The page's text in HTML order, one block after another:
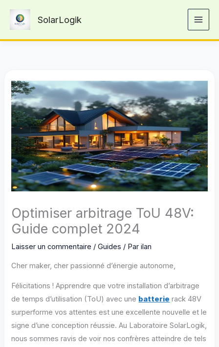
contenu
SolarLogik
Optimiser arbitrage ToU 48V:
Guide complet 2024
Laisser un commentaire /Guides / Parilan
Cher maker, cher passionné d’énergie autonome,
Félicitations ! Apprendre que votre installation d’arbitrage
de temps d’utilisation (ToU) avec une batterie rack 48V
surperforme vos attentes est une excellente nouvelle et le
signe d’une conception réussie. Au Laboratoire SolarLogik,
nous sommes ravis de voir nos confrères atteindre de tels